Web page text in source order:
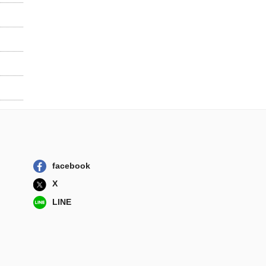
facebook
X
LINE